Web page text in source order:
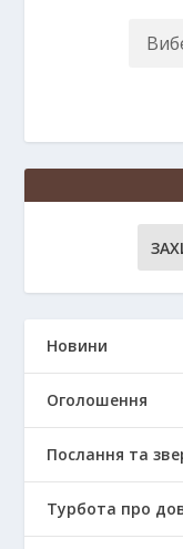
Новини
Оголошення
Послання та
Турбота про